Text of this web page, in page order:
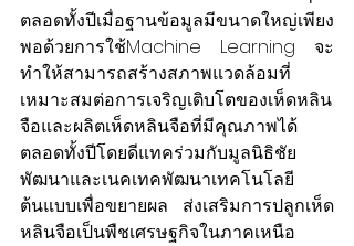
ตลอดทั้งปีเมื่อฐานข้อมูลมีขนาดใหญ่เพียง
พอด้วยการใช้Machine Learning จะ
ทำให้สามารถสร้างสภาพแวดล้อมที่
เหมาะสมต่อการเจริญเติบโตของเห็ดหลิน
จือและผลิตเห็ดหลินจือที่มีคุณภาพได้
ตลอดทั้งปีโดยดีแทคร่วมกับมูลนิธิชัย
พัฒนาและเนคเทคพัฒนาเทคโนโลยี
ต้นแบบเพื่อขยายผล ส่งเสริมการปลูกเห็ด
หลินจือเป็นพืชเศรษฐกิจในภาคเหนือ